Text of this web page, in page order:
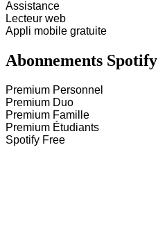
Assistance
Lecteur web
Appli mobile gratuite
Abonnements Spotify
Premium Personnel
Premium Duo
Premium Famille
Premium Étudiants
Spotify Free